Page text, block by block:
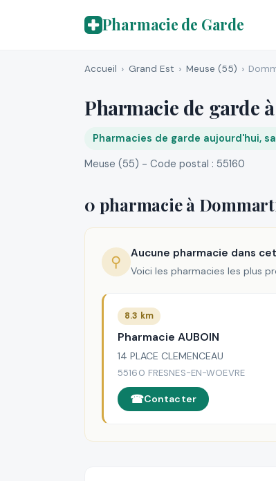
Pharmacie de Garde
Accueil Grand Est Meuse (55)
Pharmacie de garde
Pharmacies de garde aujourd'hui,
Meuse (55) - Code postal : 55160
0 pharmacie à
⚲ Aucune pharmacie dans
Voici les pharmacies les plus
8.3 km
Pharmacie AUBOIN
14 PLACE CLEMENCEAU
55160 FRESNES-EN-WOEVRE
Contacter